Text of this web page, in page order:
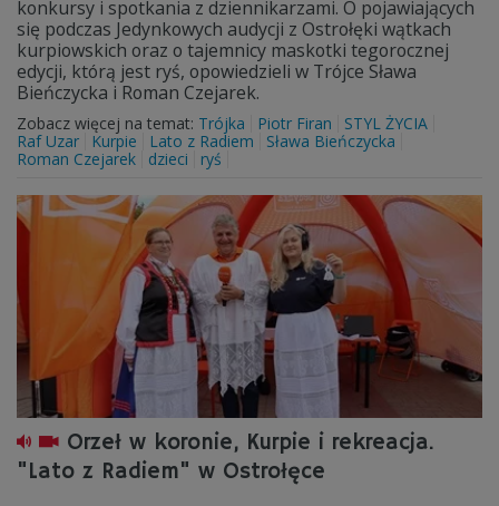
konkursy i spotkania z dziennikarzami. O pojawiających
się podczas Jedynkowych audycji z Ostrołęki wątkach
kurpiowskich oraz o tajemnicy maskotki tegorocznej
edycji, którą jest ryś, opowiedzieli w Trójce Sława
Bieńczycka i Roman Czejarek.
Zobacz więcej na temat: Trójka Piotr Firan
STYL ŻYCIA
Raf Uzar
Kurpie Lato z Radiem
Sława Bieńczycka
Roman Czejarek
dzieci ryś
Orzeł w koronie, Kurpie i rekreacja.
"Lato z Radiem" w Ostrołęce